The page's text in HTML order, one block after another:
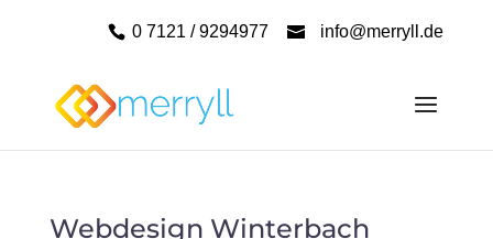
0 7121 / 9294977 info@merryll.de
Webdesign Winterbach